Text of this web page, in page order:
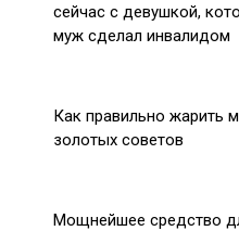
сейчас с девушкой,
муж сделал инвалидом
Как правильно жарить
золотых советов
Мощнейшее средство